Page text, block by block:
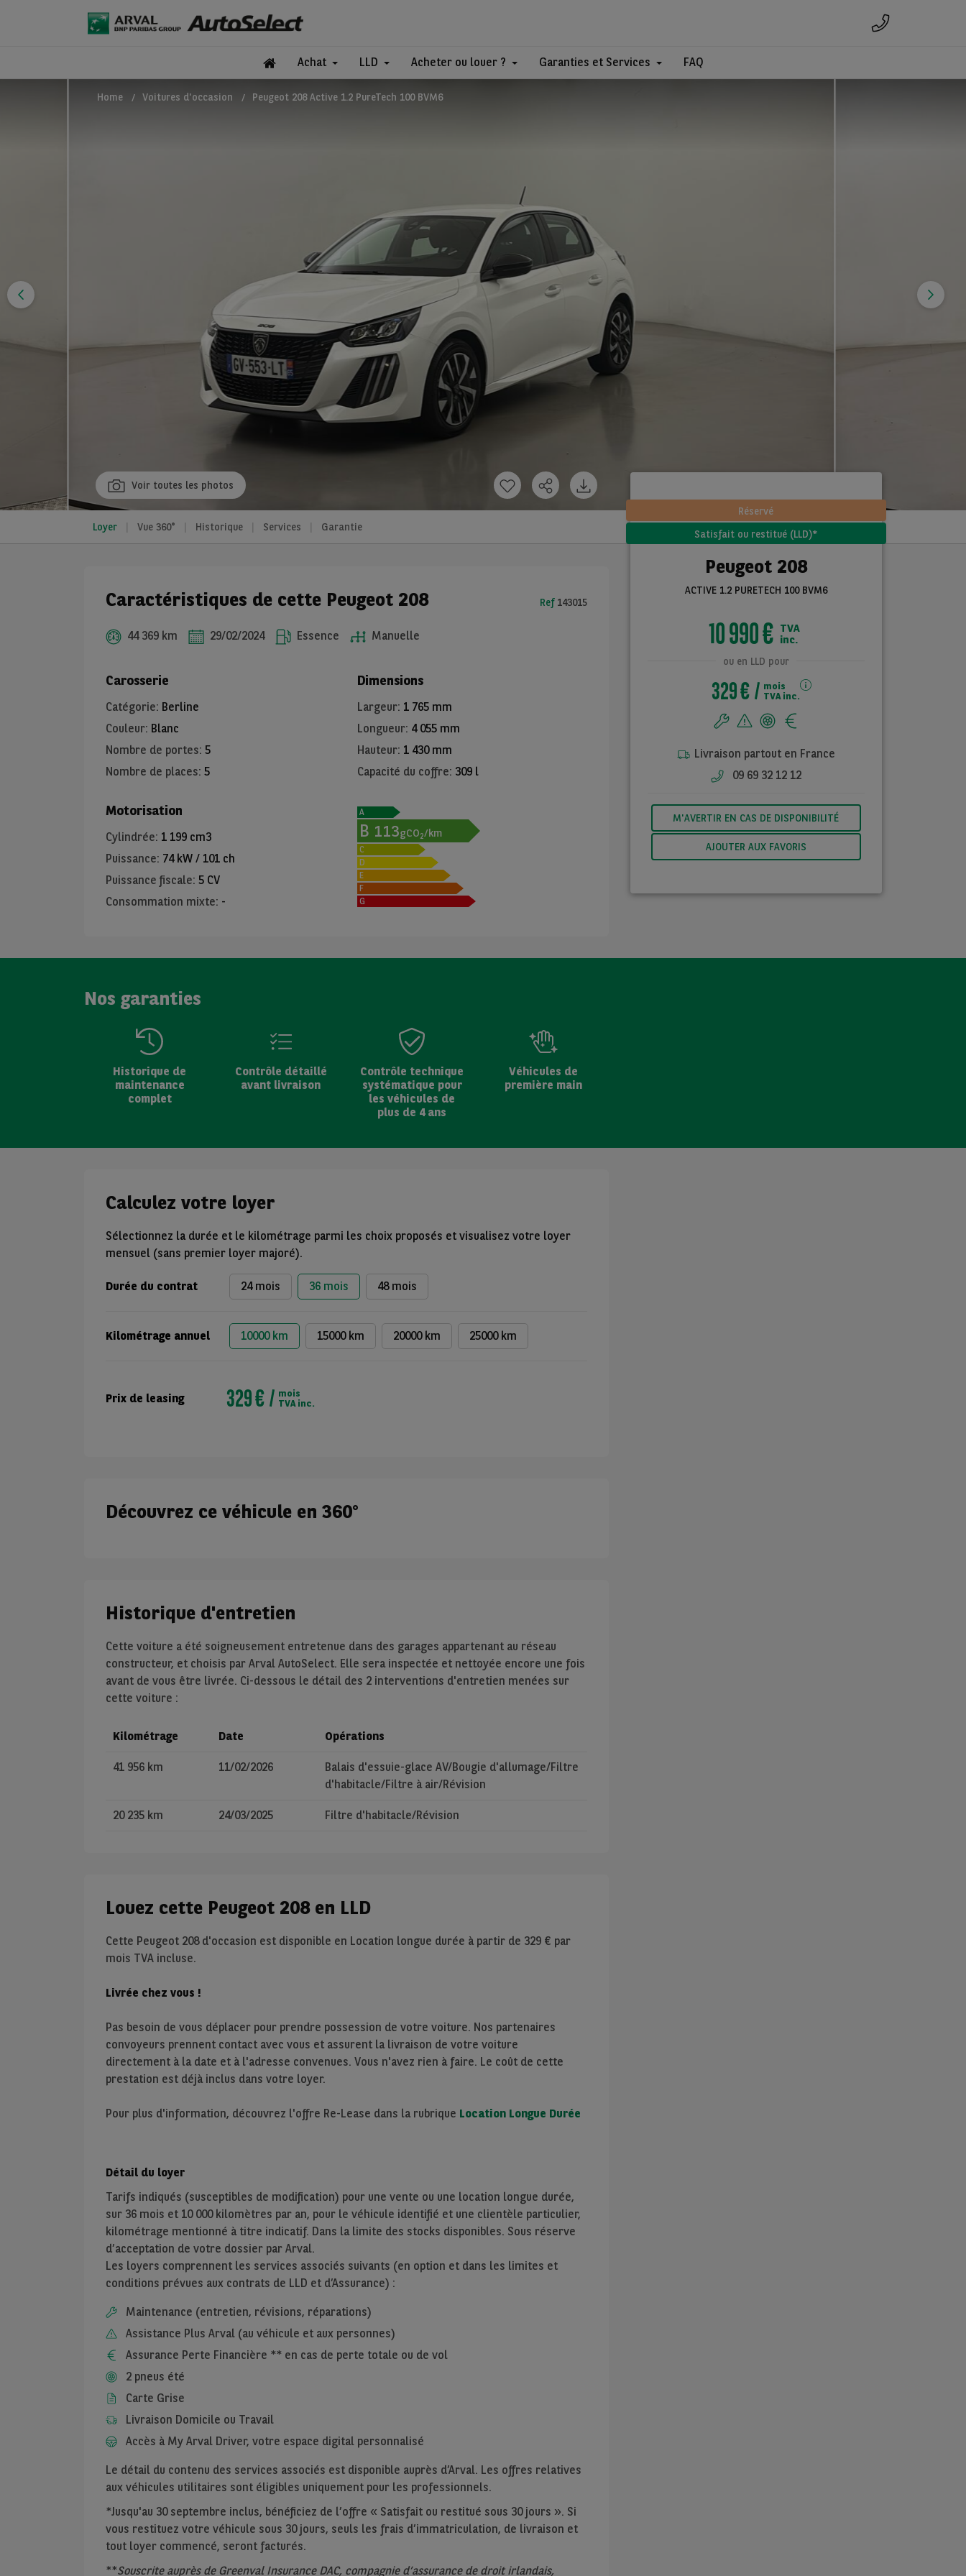
Achat LLD Acheter ou louer ? Garanties et Services FAQ
Home Voitures d'occasion Peugeot 208 Active 1.2 PureTech 100 BVM6
Voir toutes les photos
Loyer Vue 360° Historique Services Garantie
Réservé
Satisfait ou restitué (LLD)*
Peugeot 208
ACTIVE 1.2 PURETECH 100 BVM6
10 990 € TVA
inc.
ou en LLD pour
329 €
mois
TVA inc.
Livraison partout en France
09 69 32 12 12
M'AVERTIR EN CAS DE DISPONIBILITÉ
AJOUTER AUX FAVORIS
Caractéristiques de cette Peugeot 208
44 369 km 29/02/2024 Essence Manuelle
Ref 143015
Carosserie
Catégorie: Berline
Couleur: Blanc
Nombre de portes: 5
Nombre de places: 5
Dimensions
Largeur: 1 765 mm
Longueur: 4 055 mm
Hauteur: 1 430 mm
Capacité du coffre: 309 l
Motorisation
Cylindrée: 1 199 cm3
Puissance: 74 kW / 101 ch
Puissance fiscale: 5 CV
Consommation mixte: -
A
B 113gCO2/km
C
D
E
F
G
Nos garanties
Historique de
maintenance
complet
Contrôle détaillé
avant livraison
Contrôle technique
systématique pour
les véhicules de
plus de 4 ans
Véhicules de
première main
Calculez votre loyer
Sélectionnez la durée et le kilométrage parmi les choix proposés et visualisez votre loyer
mensuel (sans premier loyer majoré).
Durée du contrat 24 mois 36 mois 48 mois
Kilométrage annuel 10000 km 15000 km 20000 km 25000 km
Prix de leasing 329 €
mois
TVA inc.
Découvrez ce véhicule en 360°
Historique d'entretien
Cette voiture a été soigneusement entretenue dans des garages appartenant au réseau
constructeur, et choisis par Arval AutoSelect. Elle sera inspectée et nettoyée encore une fois
avant de vous être livrée. Ci-dessous le détail des 2 interventions d'entretien menées sur
cette voiture :
Kilométrage Date Opérations
41 956 km 11/02/2026
Balais d'essuie-glace AV/Bougie d'allumage/Filtre
d'habitacle/Filtre à air/Révision
20 235 km 24/03/2025 Filtre d'habitacle/Révision
Louez cette Peugeot 208 en LLD
Cette Peugeot 208 d'occasion est disponible en Location longue durée à partir de 329 € par
mois TVA incluse.
Livrée chez vous !
Pas besoin de vous déplacer pour prendre possession de votre voiture. Nos partenaires
convoyeurs prennent contact avec vous et assurent la livraison de votre voiture
directement à la date et à l'adresse convenues. Vous n'avez rien à faire. Le coût de cette
prestation est déjà inclus dans votre loyer.
Pour plus d'information, découvrez l'offre Re-Lease dans la rubrique Location Longue Durée
Détail du loyer
Tarifs indiqués (susceptibles de modification) pour une vente ou une location longue durée,
sur 36 mois et 10 000kilomètres par an, pour le véhicule identifié et une clientèle particulier,
kilométrage mentionné à titre indicatif. Dans la limite des stocks disponibles. Sous réserve
d’acceptation de votre dossier par Arval.
Les loyers comprennent les services associés suivants (en option et dans les limites et
conditions prévues aux contrats de LLD et d’Assurance) :
Maintenance (entretien, révisions, réparations)
Assistance Plus Arval (au véhicule et aux personnes)
Assurance Perte Financière ** en cas de perte totale ou de vol
2 pneus été
Carte Grise
Livraison Domicile ou Travail
Accès à My Arval Driver, votre espace digital personnalisé
Le détail du contenu des services associés est disponible auprès d’Arval. Les offres relatives
aux véhicules utilitaires sont éligibles uniquement pour les professionnels.
*Jusqu'au 30 septembre inclus, bénéficiez de l’offre « Satisfait ou restitué sous 30 jours ». Si
vous restituez votre véhicule sous 30 jours, seuls les frais d’immatriculation, de livraison et
tout loyer commencé, seront facturés.
**Souscrite auprès de Greenval Insurance DAC, compagnie d’assurance de droit irlandais,